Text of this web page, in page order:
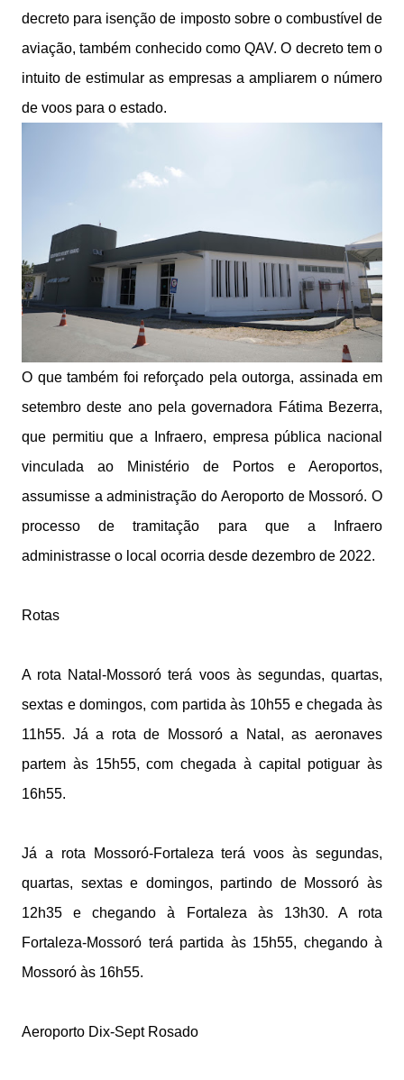
decreto para isenção de imposto sobre o combustível de
aviação, também conhecido como QAV. O decreto tem o
intuito de estimular as empresas a ampliarem o número
de voos para o estado.
O que também foi reforçado pela outorga, assinada em
setembro deste ano pela governadora Fátima Bezerra,
que permitiu que a Infraero, empresa pública nacional
vinculada ao Ministério de Portos e Aeroportos,
assumisse a administração do Aeroporto de Mossoró. O
processo de tramitação para que a Infraero
administrasse o local ocorria desde dezembro de 2022.
Rotas
A rota Natal-Mossoró terá voos às segundas, quartas,
sextas e domingos, com partida às 10h55 e chegada às
11h55. Já a rota de Mossoró a Natal, as aeronaves
partem às 15h55, com chegada à capital potiguar às
16h55.
Já a rota Mossoró-Fortaleza terá voos às segundas,
quartas, sextas e domingos, partindo de Mossoró às
12h35 e chegando à Fortaleza às 13h30. A rota
Fortaleza-Mossoró terá partida às 15h55, chegando à
Mossoró às 16h55.
Aeroporto Dix-Sept Rosado